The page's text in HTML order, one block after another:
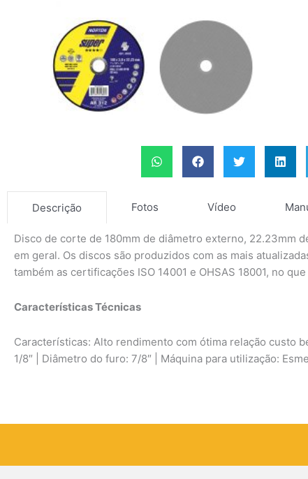
Descrição Fotos Vídeo
Disco de corte de 180mm de diâmetro externo, 22.23mm
em geral. Os discos são produzidos com as mais
também as certificações ISO 14001 e OHSAS 18001, no
Características Técnicas
Características: Alto rendimento com ótima relação custo
1/8″ | Diâmetro do furo: 7/8″ | Máquina para utilização: